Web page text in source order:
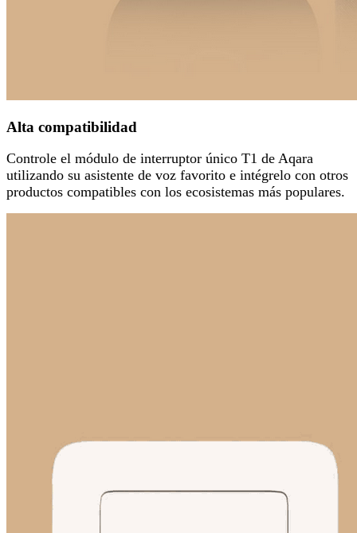
Alta compatibilidad
Controle el módulo de interruptor único T1 de Aqara
utilizando su asistente de voz favorito e intégrelo con otros
productos compatibles con los ecosistemas más populares.